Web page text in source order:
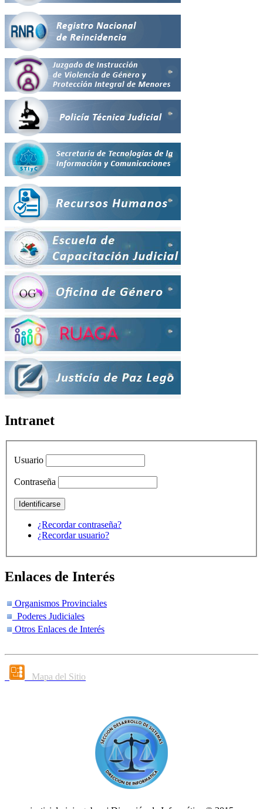
Intranet
Usuario
Contraseña
¿Recordar contraseña?
¿Recordar usuario?
Enlaces de Interés
Organismos Provinciales
Poderes Judiciales
Otros Enlaces de Interés
Mapa del Sitio